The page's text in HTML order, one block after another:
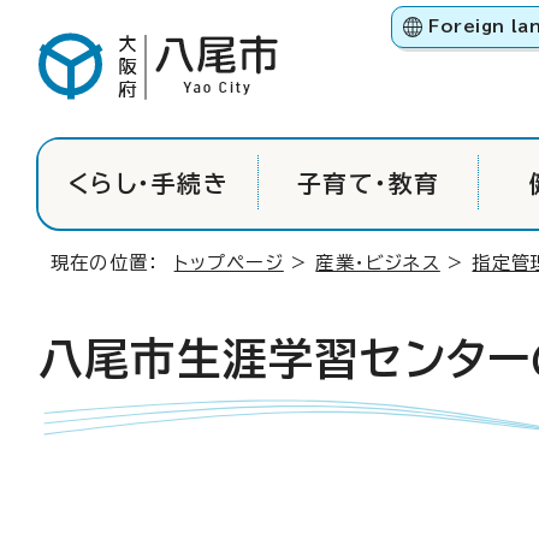
Foreign
くらし・手続き 子育て・教育
現在の位置： トップページ > 産業・ビジネス >指定管
八尾市生涯学習センタ